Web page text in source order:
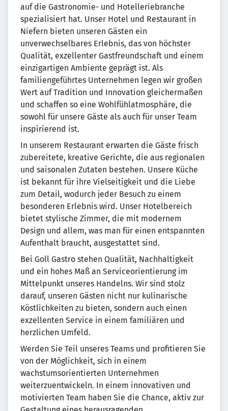
auf die Gastronomie- und Hotelleriebranche
spezialisiert hat. Unser Hotel und Restaurant in
Niefern bieten unseren Gästen ein
unverwechselbares Erlebnis, das von höchster
Qualität, exzellenter Gastfreundschaft und einem
einzigartigen Ambiente geprägt ist. Als
familiengeführtes Unternehmen legen wir großen
Wert auf Tradition und Innovation gleichermaßen
und schaffen so eine Wohlfühlatmosphäre, die
sowohl für unsere Gäste als auch für unser Team
inspirierend ist.
In unserem Restaurant erwarten die Gäste frisch
zubereitete, kreative Gerichte, die aus regionalen
und saisonalen Zutaten bestehen. Unsere Küche
ist bekannt für ihre Vielseitigkeit und die Liebe
zum Detail, wodurch jeder Besuch zu einem
besonderen Erlebnis wird. Unser Hotelbereich
bietet stylische Zimmer, die mit modernem
Design und allem, was man für einen entspannten
Aufenthalt braucht, ausgestattet sind.
Bei Goll Gastro stehen Qualität, Nachhaltigkeit
und ein hohes Maß an Serviceorientierung im
Mittelpunkt unseres Handelns. Wir sind stolz
darauf, unseren Gästen nicht nur kulinarische
Köstlichkeiten zu bieten, sondern auch einen
exzellenten Service in einem familiären und
herzlichen Umfeld.
Werden Sie Teil unseres Teams und profitieren Sie
von der Möglichkeit, sich in einem
wachstumsorientierten Unternehmen
weiterzuentwickeln. In einem innovativen und
motivierten Team haben Sie die Chance, aktiv zur